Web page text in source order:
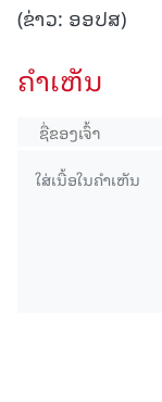
(ຂ່າວ: ອອປສ)
ຄໍາເຫັນ